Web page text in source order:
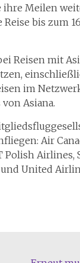
ihre Meilen
bis zum
Reisen mit
im
Asiana.
Air
Polish Airlines,
United